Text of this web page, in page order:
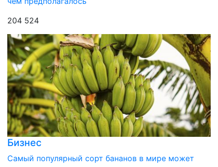
204 524
Бизнес
Самый популярный сорт бананов в мире может